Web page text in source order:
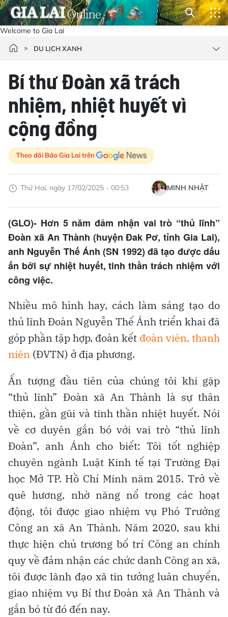
Welcome to Gia Lai
DU LỊCH XANH
Bí thư Đoàn xã trách
nhiệm, nhiệt huyết vì
cộng đồng
Theo dõi Báo Gia Lai trên
Thứ Hai, ngày 17/02/2025 - 00:53 MINH NHẬT
(GLO)- Hơn 5 năm đảm nhận vai trò “thủ lĩnh”
Đoàn xã An Thành (huyện Đak Pơ, tỉnh Gia Lai),
anh Nguyễn Thế Ánh (SN 1992) đã tạo được dấu
ấn bởi sự nhiệt huyết, tinh thần trách nhiệm với
công việc.
Nhiều mô hình hay, cách làm sáng tạo do
thủ lĩnh Đoàn Nguyễn Thế Ánh triển khai đã
góp phần tập hợp, đoàn kết đoàn viên, thanh
niên (ĐVTN) ở địa phương.
Ấn tượng đầu tiên của chúng tôi khi gặp
“thủ lĩnh” Đoàn xã An Thành là sự thân
thiện, gần gũi và tinh thần nhiệt huyết. Nói
về cơ duyên gắn bó với vai trò “thủ lĩnh
Đoàn”, anh Ánh cho biết: Tôi tốt nghiệp
chuyên ngành Luật Kinh tế tại Trường Đại
học Mở TP. Hồ Chí Minh năm 2015. Trở về
quê hương, nhờ năng nổ trong các hoạt
động, tôi được giao nhiệm vụ Phó Trưởng
Công an xã An Thành. Năm 2020, sau khi
thực hiện chủ trương bố trí Công an chính
quy về đảm nhận các chức danh Công an xã,
tôi được lãnh đạo xã tin tưởng luân chuyển,
giao nhiệm vụ Bí thư Đoàn xã An Thành và
gắn bó từ đó đến nay.